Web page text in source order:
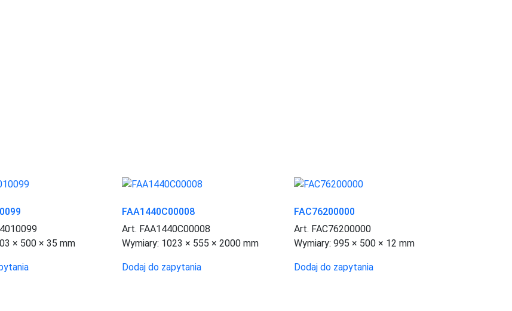
× 500 × 35 mm
FAA1440C00008
Art. FAA1440C00008
Wymiary: 1023 × 555 × 2000 mm
Dodaj do zapytania
FAC76200000
Art. FAC76200000
Wymiary:995 × 500 × 12 mm
Dodaj do zapytania